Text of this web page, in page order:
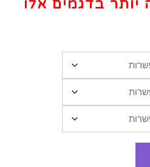
יותר בדגמים אלו